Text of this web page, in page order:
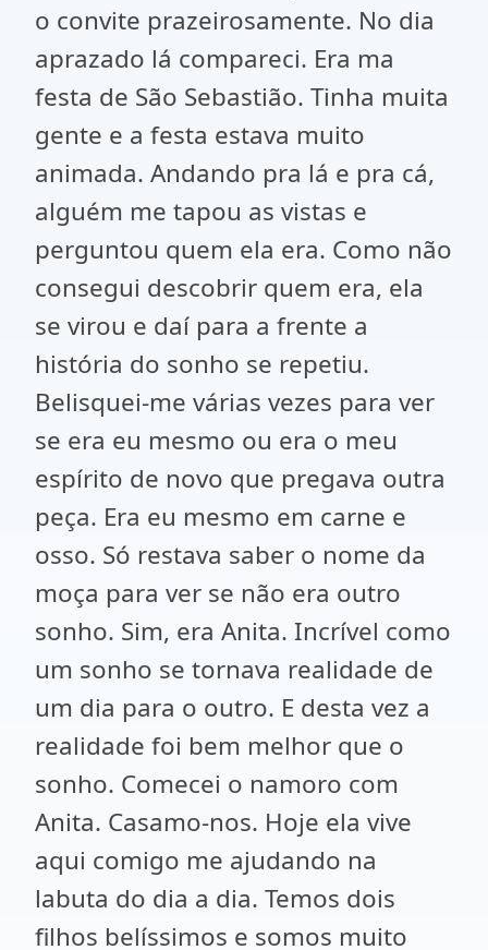
o convite prazeirosamente. No dia
aprazado lá compareci. Era ma
festa de São Sebastião. Tinha muita
gente e a festa estava muito
animada. Andando pra lá e pra cá,
alguém me tapou as vistas e
perguntou quem ela era. Como não
consegui descobrir quem era, ela
se virou e daí para a frente a
história do sonho se repetiu.
Belisquei-me várias vezes para ver
se era eu mesmo ou era o meu
espírito de novo que pregava outra
peça. Era eu mesmo em carne e
osso. Só restava saber o nome da
moça para ver se não era outro
sonho. Sim, era Anita. Incrível como
um sonho se tornava realidade de
um dia para o outro. E desta vez a
realidade foi bem melhor que o
sonho. Comecei o namoro com
Anita. Casamo-nos. Hoje ela vive
aqui comigo me ajudando na
labuta do dia a dia. Temos dois
filhos belíssimos e somos muito